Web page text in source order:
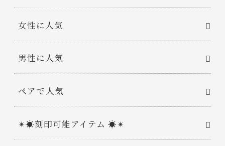
女性に人気
男性に人気
ペアで人気
✴︎☀︎刻印可能アイテム ☀︎✴︎